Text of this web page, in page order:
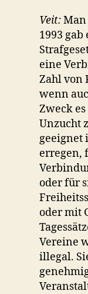
Veit:Man
1993 gab
eine
Zahl von
wenn
Zweck
Unzucht
geeignet
erregen,
oder für
oder mit
Vereine
illegal.